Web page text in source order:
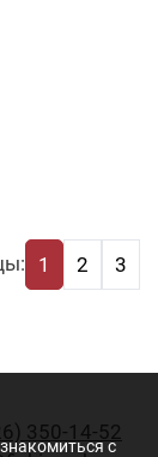
1 2 3
350-14-52
с